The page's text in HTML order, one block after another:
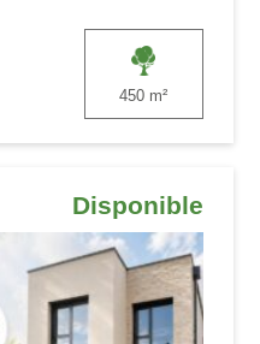
450 m²
Disponible